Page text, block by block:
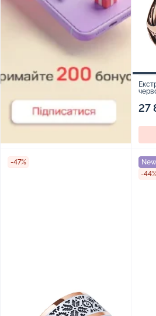
27
-47%
New
-